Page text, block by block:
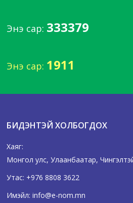
Энэ сар: 333379
Энэ сар: 1911
БИДЭНТЭЙ ХОЛБОГДОХ
Хаяг:
Монгол улс, Улаанбаатар,
Утас: +976 8808 3622
Имэйл: info@e-nom.mn